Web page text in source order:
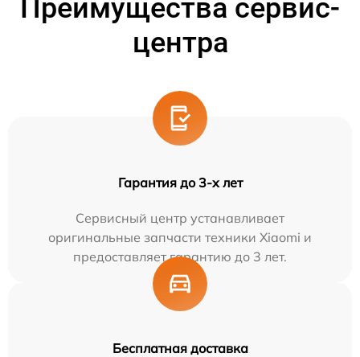
Преимущества сервис-
центра
Гарантия до 3-х лет
Сервисный центр устанавливает
оригинальные запчасти техники Xiaomi и
предоставляет гарантию до 3 лет.
Бесплатная доставка